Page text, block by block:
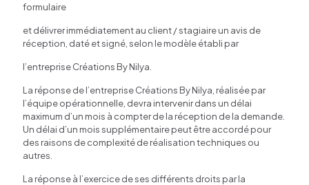
formulaire
et délivrer immédiatement au client / stagiaire un avis de
réception, daté et signé, selon le modèle établi par
l’entreprise Créations By Nilya.
La réponse de l’entreprise Créations By Nilya, réalisée par
l’équipe opérationnelle, devra intervenir dans un délai
maximum d’un mois à compter de la réception de la demande.
Un délai d’un mois supplémentaire peut être accordé pour
des raisons de complexité de réalisation techniques ou
autres.
La réponse à l’exercice de ses différents droits par la